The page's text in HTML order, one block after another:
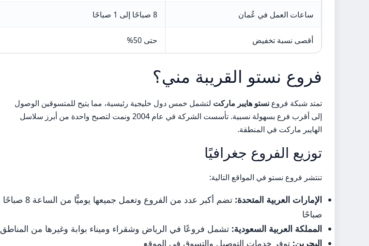
ساعات العمل في عُمان 8 صباحًا إلى 1 صباحًا
أقصى نسبة تخفيض حتى 50%
فروع نستو القريبة مني؟
تمتد شبكة فروع نستو هايبر ماركت لتشمل خمس دول خليجية رئيسية، مما يتيح للمتسوقين الوصول
إلى أقرب فرع بسهولة نسبية. تأسست الشركة في عام 2004 ونمت لتصبح واحدة من أبرز سلاسل
الهايبر ماركت في المنطقة.
توزيع الفروع جغرافيًا
تنتشر فروع نستو في المواقع التالية:
الإمارات العربية المتحدة:
صباحًا
المملكة العربية السعودية: تشمل فروعًا في الرياض وشقراء وميناء بوابة وغيرها من المناطق
البحرين: توفر خدمات التوصيل والتسوق في الموقع